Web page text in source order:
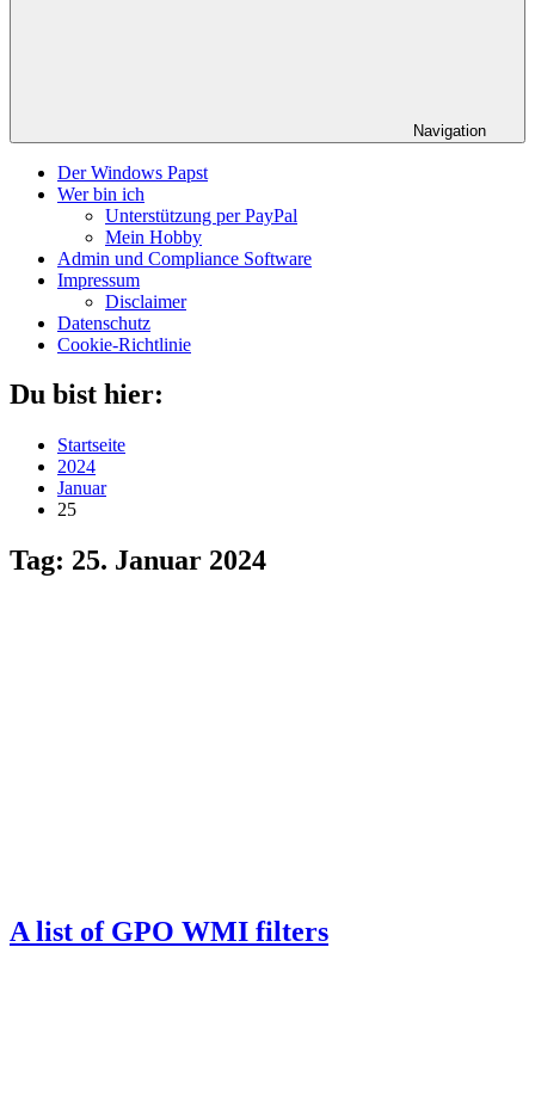
Navigation
Der Windows Papst
Wer bin ich
Unterstützung per PayPal
Mein Hobby
Admin und Compliance Software
Impressum
Disclaimer
Datenschutz
Cookie-Richtlinie
Du bist hier:
Startseite
2024
Januar
25
Tag: 25. Januar 2024
A list of GPO WMI filters